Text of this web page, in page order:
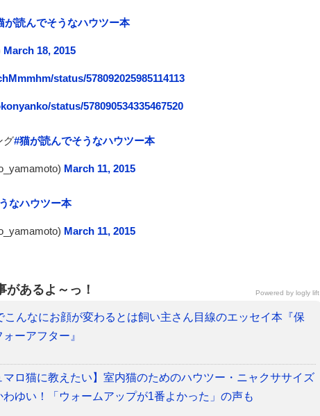
が読んでそうなハウツー本
March 18, 2015
status/578092025985114113
status/578090534335467520
グ#猫が読んでそうなハウツー本
March 11, 2015
なハウツー本
March 11, 2015
があるよ～っ！
こんなにお顔が変わるとは飼い主さん目線のエッセイ本『保
ーアフター』
マロ猫に教えたい】室内猫のためのハウツー・ニャクササイズ
わゆい！「ウォームアップが1番よかった」の声も
Powered by logly lift